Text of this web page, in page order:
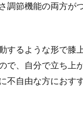
調節機能の両方が
するような形で膝
で、自分で立ち上
不自由な方におす